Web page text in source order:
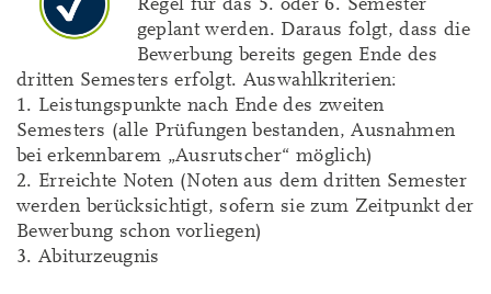
geplant werden. Daraus folgt, dass die
Bewerbung bereits gegen Ende des
dritten Semesters erfolgt. Auswahlkriterien:
1. Leistungspunkte nach Ende des zweiten
Semesters (alle Prüfungen bestanden, Ausnahmen
bei erkennbarem „Ausrutscher“ möglich)
2. Erreichte Noten (Noten aus dem dritten Semester
werden berücksichtigt, sofern sie zum Zeitpunkt der
Bewerbung schon vorliegen)
3. Abiturzeugnis